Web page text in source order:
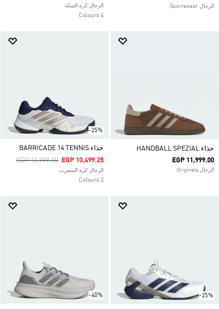
الرجال Sportswear الرجال كرة السلة
4 Colours
حذاء HANDBALL SPEZIAL
EGP 11,999.00
الرجال Originals
-25%
حذاء BARRICADE 14 TENNIS
Price Reduced From
EGP 13,999.00ToEGP 10,499.25
الرجال كرة المضرب
2 Colours
-25%
-40%